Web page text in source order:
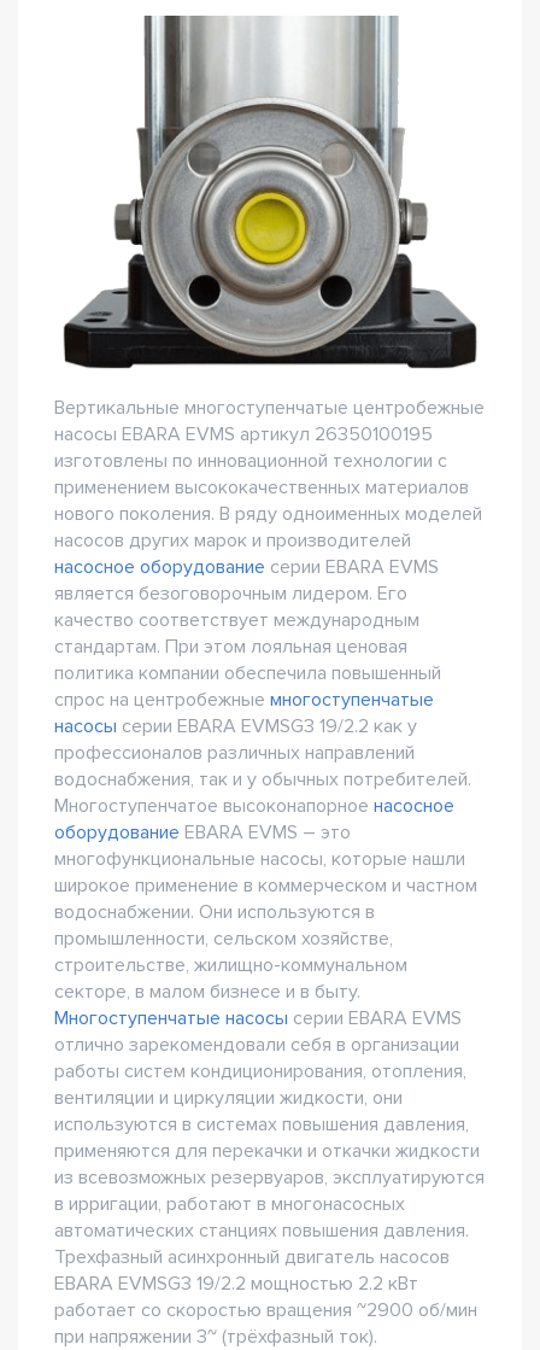
Вертикальные многоступенчатые центробежные
насосы EBARA EVMS артикул 26350100195
изготовлены по инновационной технологии с
применением высококачественных материалов
нового поколения. В ряду одноименных моделей
насосов других марок и производителей
насосное оборудование серии EBARA EVMS
является безоговорочным лидером. Его
качество соответствует международным
стандартам. При этом лояльная ценовая
политика компании обеспечила повышенный
спрос на центробежные многоступенчатые
насосы серии EBARA EVMSG3 19/2.2 как у
профессионалов различных направлений
водоснабжения, так и у обычных потребителей.
Многоступенчатое высоконапорное насосное
оборудование EBARA EVMS – это
многофункциональные насосы, которые нашли
широкое применение в коммерческом и частном
водоснабжении. Они используются в
промышленности, сельском хозяйстве,
строительстве, жилищно-коммунальном
секторе, в малом бизнесе и в быту.
Многоступенчатые насосы серии EBARA EVMS
отлично зарекомендовали себя в организации
работы систем кондиционирования, отопления,
вентиляции и циркуляции жидкости, они
используются в системах повышения давления,
применяются для перекачки и откачки жидкости
из всевозможных резервуаров, эксплуатируются
в ирригации, работают в многонасосных
автоматических станциях повышения давления.
Трехфазный асинхронный двигатель насосов
EBARA EVMSG3 19/2.2 мощностью 2.2 кВт
работает со скоростью вращения ~2900 об/мин
при напряжении 3~ (трёхфазный ток).